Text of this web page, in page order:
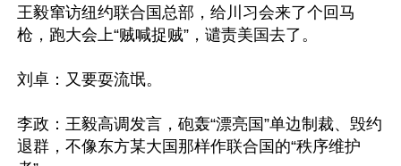
王毅窜访纽约联合国总部，给川习会来了个回马
枪，跑大会上“贼喊捉贼”，谴责美国去了。
刘卓：又要耍流氓。
李政：王毅高调发言，砲轰“漂亮国”单边制裁、毁约
退群，不像东方某大国那样作联合国的“秩序维护